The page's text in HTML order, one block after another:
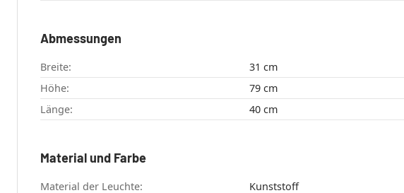
Abmessungen
Breite:
31 cm
Höhe:
79 cm
Länge:
40 cm
Material und Farbe
Material der Leuchte: Kunststoff